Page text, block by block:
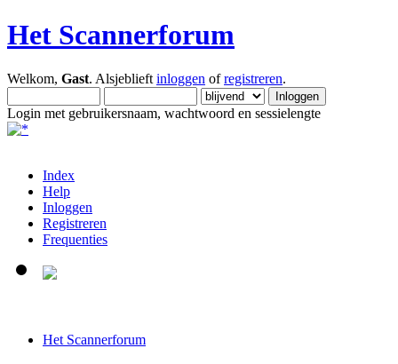
Het Scannerforum
Welkom, Gast. Alsjeblieft inloggen ofregistreren.
Login met gebruikersnaam, wachtwoord en sessielengte
Index
Help
Inloggen
Registreren
Frequenties
Het Scannerforum